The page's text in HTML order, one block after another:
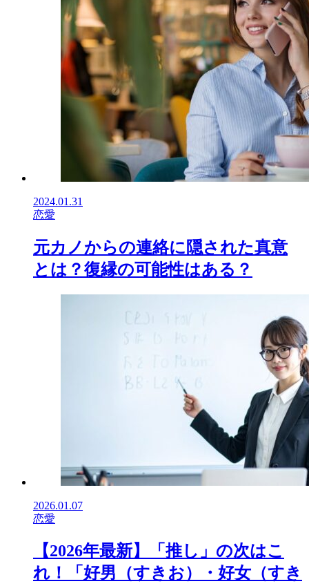
2024.01.31
恋愛
元カノからの連絡に隠された真意
とは？復縁の可能性はある？
2026.01.07
恋愛
【2026年最新】「推し」の次はこ
れ！「好男（すきお）・好女（すき